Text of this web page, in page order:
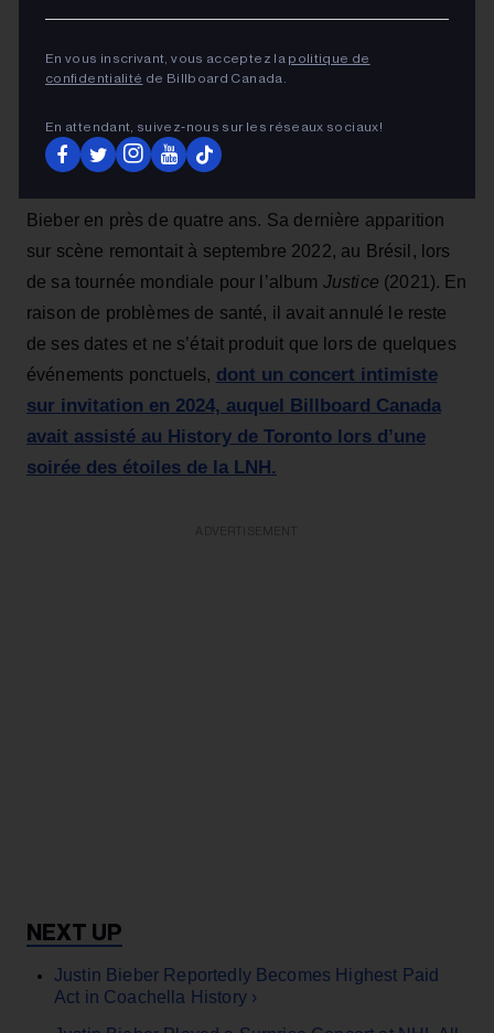
Bieber en près de quatre ans. Sa dernière apparition
sur scène remontait à septembre 2022, au Brésil, lors
de sa tournée mondiale pour l’album Justice (2021). En
raison de problèmes de santé, il avait annulé le reste
de ses dates et ne s’était produit que lors de quelques
événements ponctuels, dont un concert intimiste
sur invitation en 2024, auquel Billboard Canada
avait assisté au History de Toronto lors d’une
soirée des étoiles de la LNH.
Justin Bieber Reportedly Becomes Highest Paid
Act in Coachella History ›
En vous inscrivant, vous acceptez la politique de
confidentialité de Billboard Canada.
En attendant, suivez‑nous sur les réseaux sociaux!